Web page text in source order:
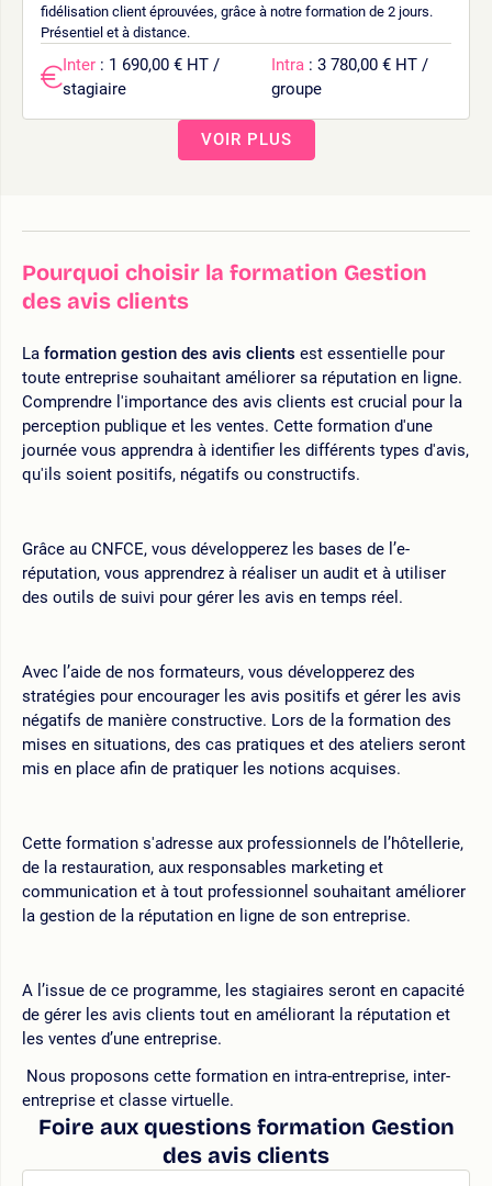
fidélisation client éprouvées, grâce à notre formation de 2 jours.
Présentiel et à distance.
Inter : 1 690,00 € HT /
stagiaire
Intra : 3 780,00 € HT /
groupe
VOIR PLUS
Pourquoi choisir la formation Gestion
des avis clients
La formation gestion des avis clients est essentielle pour
toute entreprise souhaitant améliorer sa réputation en ligne.
Comprendre l'importance des avis clients est crucial pour la
perception publique et les ventes. Cette formation d'une
journée vous apprendra à identifier les différents types d'avis,
qu'ils soient positifs, négatifs ou constructifs.
Grâce au CNFCE, vous développerez les bases de l’e-
réputation, vous apprendrez à réaliser un audit et à utiliser
des outils de suivi pour gérer les avis en temps réel.
Avec l’aide de nos formateurs, vous développerez des
stratégies pour encourager les avis positifs et gérer les avis
négatifs de manière constructive. Lors de la formation des
mises en situations, des cas pratiques et des ateliers seront
mis en place afin de pratiquer les notions acquises.
Cette formation s'adresse aux professionnels de l’hôtellerie,
de la restauration, aux responsables marketing et
communication et à tout professionnel souhaitant améliorer
la gestion de la réputation en ligne de son entreprise.
A l’issue de ce programme, les stagiaires seront en capacité
de gérer les avis clients tout en améliorant la réputation et
les ventes d’une entreprise.
Nous proposons cette formation en intra-entreprise, inter-
entreprise et classe virtuelle.
Foire aux questions formation Gestion
des avis clients